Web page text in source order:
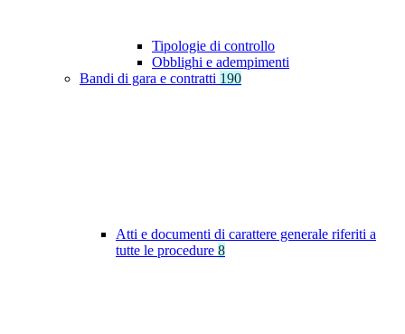
Tipologie di controllo
Obblighi e adempimenti
Bandi di gara e contratti 190
Atti e documenti di carattere generale riferiti a
tutte le procedure 8